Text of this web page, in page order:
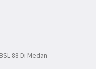
88 Di Medan